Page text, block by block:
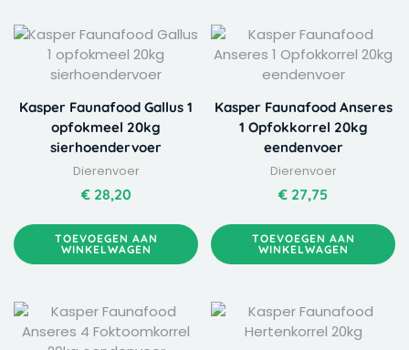
Kasper Faunafood Gallus 1
opfokmeel 20kg
sierhoendervoer
Dierenvoer
€28,20
TOEVOEGEN AAN
WINKELWAGEN
Kasper Faunafood Anseres
1 Opfokkorrel 20kg
eendenvoer
Dierenvoer
€ 27,75
TOEVOEGEN AAN
WINKELWAGEN